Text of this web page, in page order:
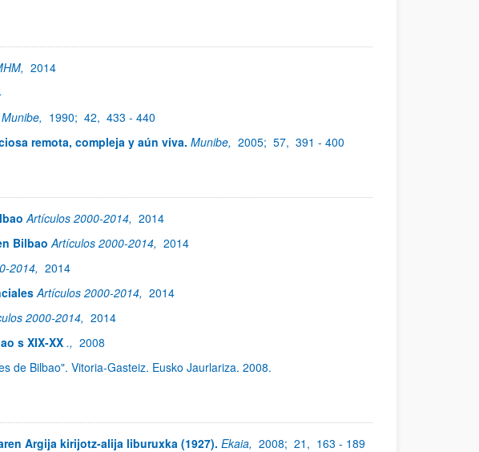
2014
Munibe, 1990; 42, 433 - 440
remota, compleja y aún viva. Munibe, 2005; 57, 391 - 400
Artículos 2000-2014, 2014
Bilbao Artículos 2000-2014, 2014
2014, 2014
Artículos 2000-2014, 2014
2000-2014, 2014
s XIX-XX., 2008
de Bilbao". Vitoria-Gasteiz. Eusko Jaurlariza. 2008.
Argija kirijotz-alija liburuxka (1927). Ekaia, 2008; 21, 163 - 189